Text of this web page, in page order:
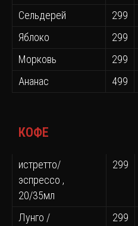
Сельдерей
299
Яблоко
299
Морковь
299
Ананас
499
КОФЕ
истретто/
эспрессо ,
20/35мл
299
Лунго /
299